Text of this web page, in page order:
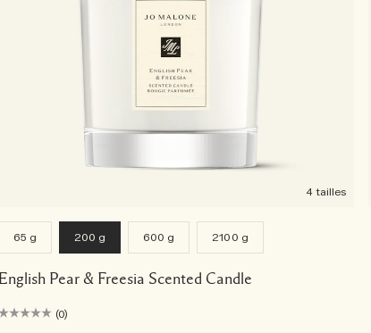
4 tailles
65 g 200 g 600 g 2100 g
English Pear & Freesia Scented Candle
(0)